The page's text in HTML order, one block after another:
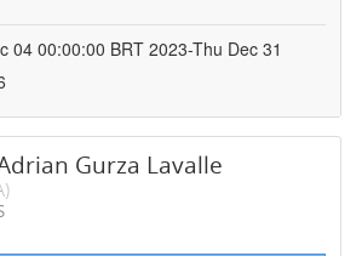
04 00:00:00 BRT 2023-Thu Dec 31
Gurza Lavalle